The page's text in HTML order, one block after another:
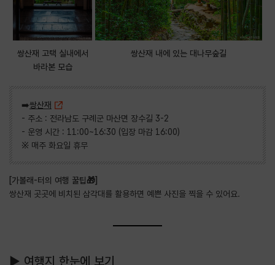
쌍산재 고택 실내에서
바라본 모습
쌍산재 내에 있는 대나무숲길
➡️쌍산재
- 주소 : 전라남도 구례군 마산면 장수길 3-2
- 운영 시간 : 11:00~16:30 (입장 마감 16:00)
※ 매주 화요일 휴무
[가볼래-터의 여행 꿀팁🎁]
쌍산재 곳곳에 비치된 삼각대를 활용하면 예쁜 사진을 찍을 수 있어요.
▶ 여행지 한눈에 보기